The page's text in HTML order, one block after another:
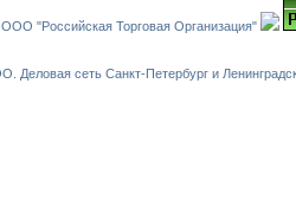
ООО "Российская Торговая Организация"